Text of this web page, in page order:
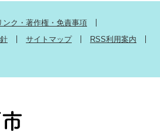
ンク・著作権・免責事項
サイトマップ
RSS利用案内